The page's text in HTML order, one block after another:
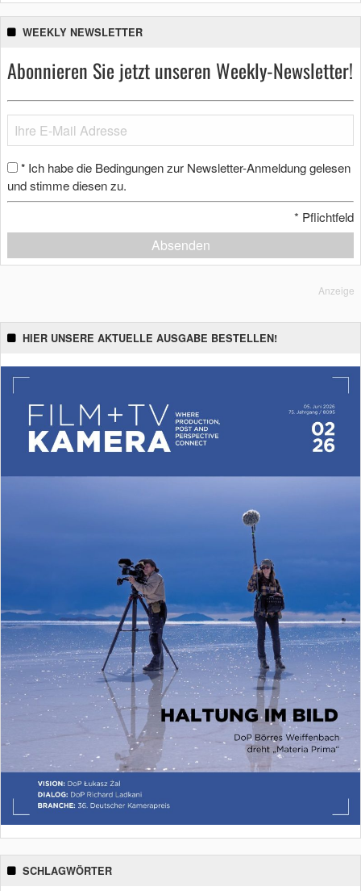
WEEKLY NEWSLETTER
Abonnieren Sie jetzt unseren Weekly-Newsletter!
* Ich habe die Bedingungen zur Newsletter-Anmeldung gelesen
und stimme diesen zu.
* Pflichtfeld
Absenden
Anzeige
HIER UNSERE AKTUELLE AUSGABE BESTELLEN!
SCHLAGWÖRTER